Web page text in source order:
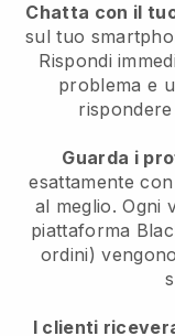
Chatta con il
sul tuo
Rispondi
problema e
Guarda i
esattamente
al meglio. Ogni
piattaforma
ordini)
I clienti